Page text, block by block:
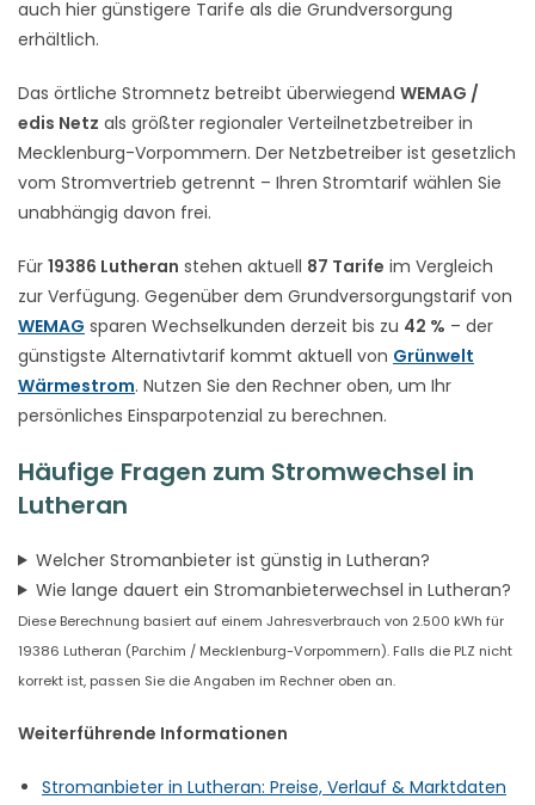
auch hier günstigere Tarife als die Grundversorgung
erhältlich.
Das örtliche Stromnetz betreibt überwiegend WEMAG /
edis Netz als größter regionaler Verteilnetzbetreiber in
Mecklenburg-Vorpommern. Der Netzbetreiber ist gesetzlich
vom Stromvertrieb getrennt – Ihren Stromtarif wählen Sie
unabhängig davon frei.
Für 19386 Lutheran stehen aktuell 87 Tarife im Vergleich
zur Verfügung. Gegenüber dem Grundversorgungstarif von
WEMAG sparen Wechselkunden derzeit bis zu 42 % – der
günstigste Alternativtarif kommt aktuell von Grünwelt
Wärmestrom. Nutzen Sie den Rechner oben, um Ihr
persönliches Einsparpotenzial zu berechnen.
Häufige Fragen zum Stromwechsel in
Lutheran
Welcher Stromanbieter ist günstig in Lutheran?
Wie lange dauert ein Stromanbieterwechsel in Lutheran?
Diese Berechnung basiert auf einem Jahresverbrauch von 2.500 kWh für
19386 Lutheran (Parchim / Mecklenburg-Vorpommern). Falls die PLZ nicht
korrekt ist, passen Sie die Angaben im Rechner oben an.
Weiterführende Informationen
Stromanbieter in Lutheran: Preise, Verlauf & Marktdaten